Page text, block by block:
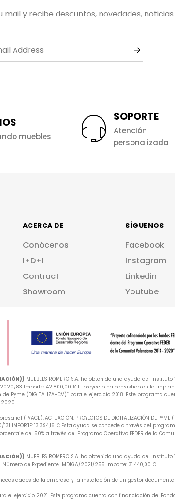
mail y recibe descuntos, novedades,
muebles
SOPORTE
Atención
personalizada
ACERCA DE
Conócenos
I+D+I
Contract
Showroom
SÍGUENOS
Facebook
Instagram
Linkedin
Youtube
MUEBLES ROMERO S.A. ha obtenido una ayuda del
2020/83 Importe: 42.800,00 € El proyecto ha consistido en la
(DIGITALIZA-CV)” para el ejercicio 2018. Este programa
2020.
ACTUACIÓN: PROYECTOS DE DIGITALIZACIÓN DE PYME
2020/131 IMPORTE: 13.394,16 € Esta ayuda se concede a través del
del 50% a través del Programa Operativo FEDER de la
MUEBLES ROMERO S.A. ha obtenido una ayuda del
Número de Expediente IMDIGA/2021/255 Importe: 31.440,00 €
de la empresa y la instalación de un gestor
el ejercicio 2021. Este programa cuenta con financiación del